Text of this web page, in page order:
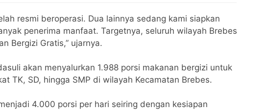
resmi beroperasi. Dua lainnya sedang kami siapkan
penerima manfaat. Targetnya, seluruh wilayah Brebes
Bergizi Gratis,” ujarnya.
akan menyalurkan 1.988 porsi makanan bergizi untuk
TK, SD, hingga SMP di wilayah Kecamatan Brebes.
4.000 porsi per hari seiring dengan kesiapan